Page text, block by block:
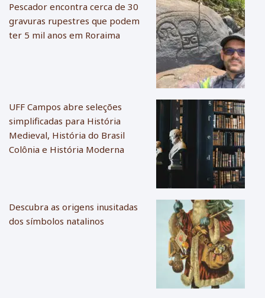
Pescador encontra cerca de 30
gravuras rupestres que podem
ter 5 mil anos em Roraima
UFF Campos abre seleções
simplificadas para História
Medieval, História do Brasil
Colônia e História Moderna
Descubra as origens inusitadas
dos símbolos natalinos